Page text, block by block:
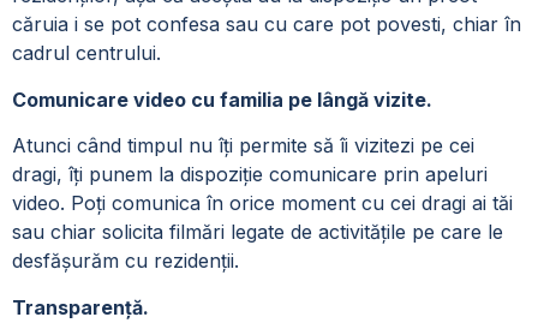
căruia i se pot confesa sau cu care pot povesti, chiar în
cadrul centrului.
Comunicare video cu familia pe lângă vizite.
Atunci când timpul nu îți permite să îi vizitezi pe cei
dragi, îți punem la dispoziție comunicare prin apeluri
video. Poți comunica în orice moment cu cei dragi ai tăi
sau chiar solicita filmări legate de activitățile pe care le
desfășurăm cu rezidenții.
Transparență.